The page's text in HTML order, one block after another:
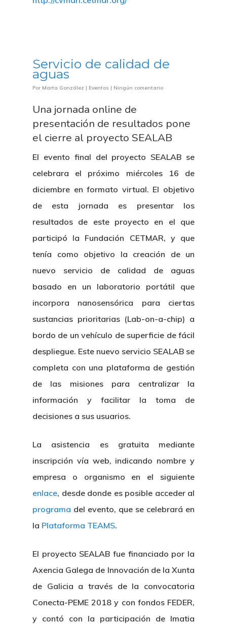
Servicio de calidad de
aguas
Por Marta González | Eventos | Ningún comentario
Una jornada online de
presentación de resultados pone
el cierre al proyecto SEALAB
El evento final del proyecto SEALAB se
celebrara el próximo miércoles 16 de
diciembre en formato virtual. El objetivo
de esta jornada es presentar los
resultados de este proyecto en el que
participó la Fundación CETMAR, y que
tenía como objetivo la creación de un
nuevo servicio de calidad de aguas
basado en un laboratorio portátil que
incorpora nanosensórica para ciertas
sustancias prioritarias (Lab-on-a-chip) a
bordo de un vehículo de superficie de fácil
despliegue. Este nuevo servicio SEALAB se
completa con una plataforma de gestión
de las misiones para centralizar la
información y facilitar la toma de
decisiones a sus usuarios.
La asistencia es gratuita mediante
inscripción vía web, indicando nombre y
empresa o organismo en el siguiente
enlace, desde donde es posible acceder al
programa del evento, que se celebrará en
la Plataforma TEAMS.
El proyecto SEALAB fue financiado por la
Axencia Galega de Innovación de la Xunta
de Galicia a través de la convocatoria
Conecta-PEME 2018 y con fondos FEDER,
y contó con la participación de Imatia
Logo CETMAR
Eventos
Publicaciones
Memoria
Centro De
Boletín De Noticias
Contratación
Empleo
Licitaciones
Gobierno
Plan De Igualdad